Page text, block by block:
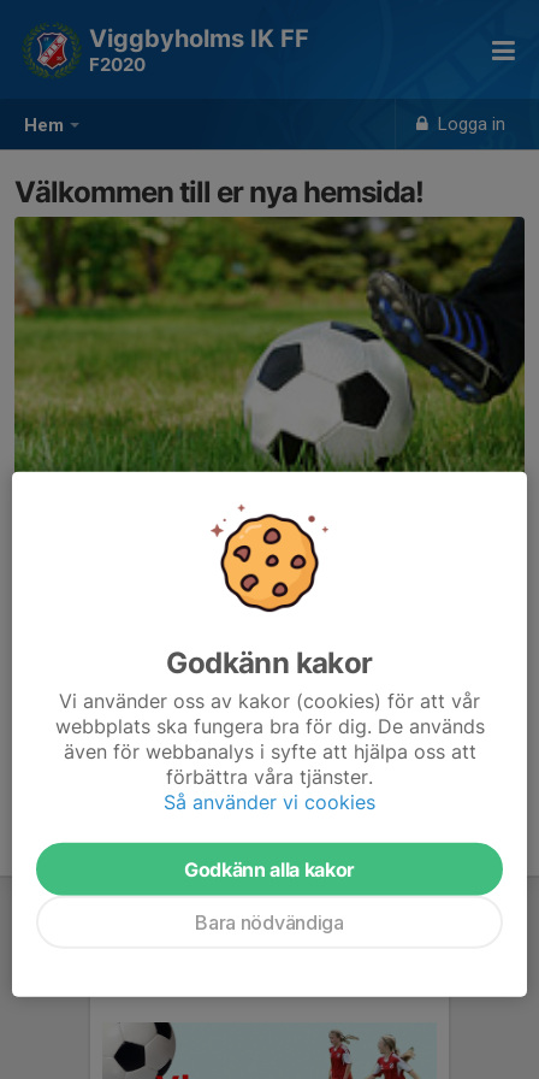
Hem Logga in
Viggbyholms IK FF
F2020
Välkommen till er nya hemsida!
Här hamnar automatiskt de senaste nyheterna på hemsidan. För
/Svenskalag.se
Godkänn kakor
Vi använder oss av kakor (cookies) för att vår
webbplats ska fungera bra för dig. De används
även för webbanalys i syfte att hjälpa oss att
förbättra våra tjänster.
Så använder vi cookies
Godkänn alla kakor
Bara nödvändiga